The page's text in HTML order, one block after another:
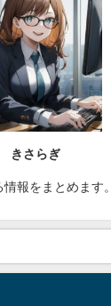
きさらぎ
報をまとめます。